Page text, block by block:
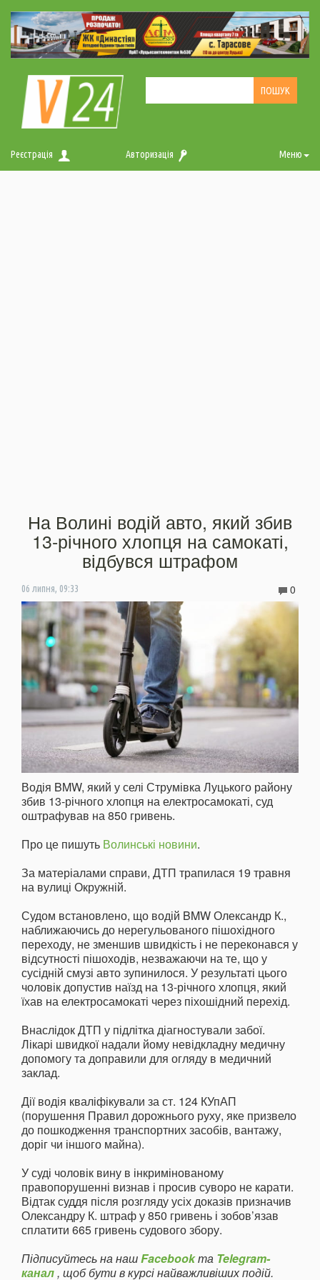
Реєстрація Авторизація Меню
На Волині водій авто, який збив
13-річного хлопця на самокаті,
відбувся штрафом
06 липня, 09:33 0
Водія BMW, який у селі Струмівка Луцького району
збив 13-річного хлопця на електросамокаті, суд
оштрафував на 850 гривень.
Про це пишуть Волинські новини.
За матеріалами справи, ДТП трапилася 19 травня
на вулиці Окружній.
Судом встановлено, що водій BMW Олександр К.,
наближаючись до нерегульованого пішохідного
переходу, не зменшив швидкість і не переконався у
відсутності пішоходів, незважаючи на те, що у
сусідній смузі авто зупинилося. У результаті цього
чоловік допустив наїзд на 13-річного хлопця, який
їхав на електросамокаті через піхошідний перехід.
Внаслідок ДТП у підлітка діагностували забої.
Лікарі швидкої надали йому невідкладну медичну
допомогу та доправили для огляду в медичний
заклад.
Дії водія кваліфікували за ст. 124 КУпАП
(порушення Правил дорожнього руху, яке призвело
до пошкодження транспортних засобів, вантажу,
доріг чи іншого майна).
У суді чоловік вину в інкримінованому
правопорушенні визнав і просив суворо не карати.
Відтак суддя після розгляду усіх доказів призначив
Олександру К. штраф у 850 гривень і зобов’язав
сплатити 665 гривень судового збору.
Підписуйтесь на нашFacebookта Telegram-
канал, щоб бути в курсі найважливіших подій.